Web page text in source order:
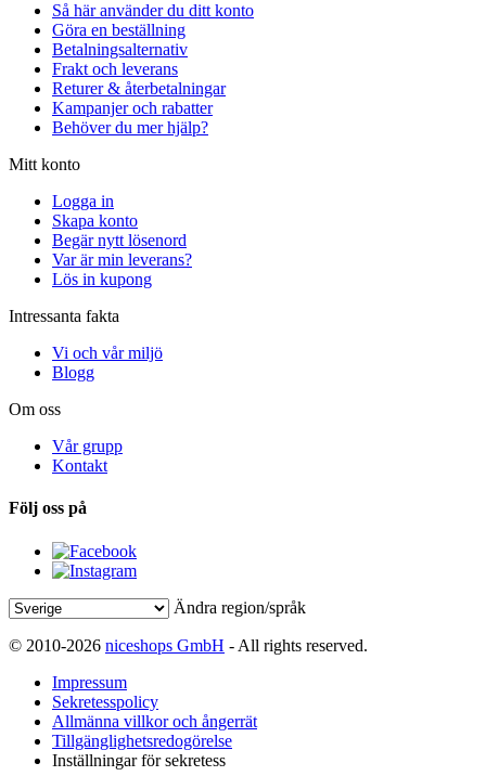
Så här använder du ditt konto
Göra en beställning
Betalningsalternativ
Frakt och leverans
Returer & återbetalningar
Kampanjer och rabatter
Behöver du mer hjälp?
Mitt konto
Logga in
Skapa konto
Begär nytt lösenord
Var är min leverans?
Lös in kupong
Intressanta fakta
Vi och vår miljö
Blogg
Om oss
Vår grupp
Kontakt
Följ oss på
Ändra region/språk
© 2010-2026 niceshops GmbH - All rights reserved.
Impressum
Sekretesspolicy
Allmänna villkor och ångerrät
Tillgänglighetsredogörelse
Inställningar för sekretess